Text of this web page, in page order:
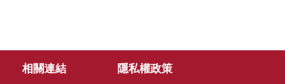
相關連結 隱私權政策